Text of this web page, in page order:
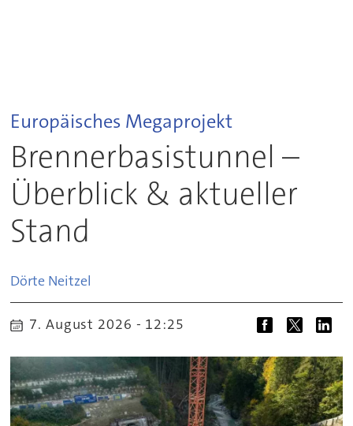
Europäisches Megaprojekt
Brennerbasistunnel –
Überblick & aktueller
Stand
Dörte Neitzel
7. August 2026 - 12:25